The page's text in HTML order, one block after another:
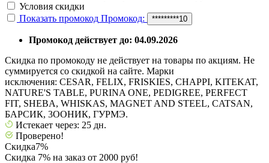
Условия скидки
Показать промокод Промокод: *********10
Промокод действует до: 04.09.2026
Скидка по промокоду не действует на товары по акциям. Не
суммируется со скидкой на сайте. Марки
исключения: CESAR, FELIX, FRISKIES, CHAPPI, KITEKAT,
NATURE'S TABLE, PURINA ONE, PEDIGREE, PERFECT
FIT, SHEBA, WHISKAS, MAGNET AND STEEL, CATSAN,
БАРСИК, 3ООНИК, ГУРМЭ.
Истекает через: 25 дн.
Проверено!
Скидка7%
Скидка 7% на заказ от 2000 руб!